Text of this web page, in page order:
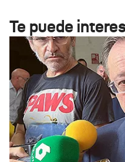
Te puede